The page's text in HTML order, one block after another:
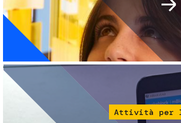
Attività per